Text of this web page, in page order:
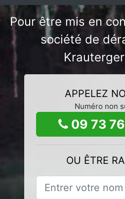
Pour être mis en
société de
APPELEZ
Numéro non
09 73
OU ÊTRE